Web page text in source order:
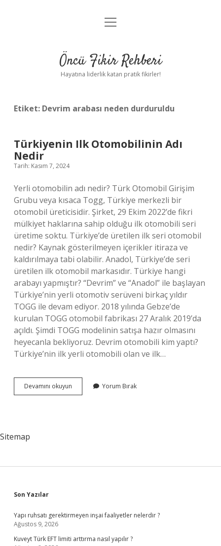
Anasayfa
Yasal Uyarı
menüyü
Öncü Fikir Rehberi
Hayatına liderlik katan pratik fikirler!
Etiket: Devrim arabası neden durduruldu
Türkiyenin Ilk Otomobilinin Adı
Nedir
Tarih: Kasım 7, 2024
Yerli otomobilin adı nedir? Türk Otomobil Girişim
Grubu veya kısaca Togg, Türkiye merkezli bir
otomobil üreticisidir. Şirket, 29 Ekim 2022’de fikri
mülkiyet haklarına sahip olduğu ilk otomobili seri
üretime soktu. Türkiye’de üretilen ilk seri otomobil
nedir? Kaynak gösterilmeyen içerikler itiraza ve
kaldırılmaya tabi olabilir. Anadol, Türkiye’de seri
üretilen ilk otomobil markasıdır. Türkiye hangi
arabayı yapmıştır? “Devrim” ve “Anadol” ile başlayan
Türkiye’nin yerli otomotiv serüveni birkaç yıldır
TOGG ile devam ediyor. 2018 yılında Gebze’de
kurulan TOGG otomobil fabrikası 27 Aralık 2019’da
açıldı. Şimdi TOGG modelinin satışa hazır olmasını
heyecanla bekliyoruz. Devrim otomobili kim yaptı?
Türkiye’nin ilk yerli otomobili olan ve ilk…
Devamını okuyun Türkiyenin
Ilk
Yorum Bırak
Sitemap
Sidebar
Son Yazılar
Yapı ruhsatı gerektirmeyen inşai faaliyetler nelerdir ?
Ağustos 9, 2026
Kuveyt Türk EFT limiti arttırma nasıl yapılır ?